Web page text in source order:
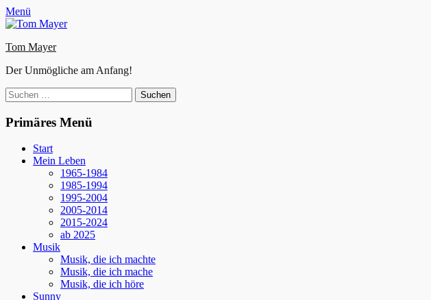
Zum
Inhalt
Facebook
E-
Mail
Instagram
Website
Menü
Tom Mayer
Der Unmögliche am Anfang!
Suche
nach:
Primäres Menü
Start
Mein Leben
1965-1984
1985-1994
1995-2004
2005-2014
2015-2024
ab 2025
Musik
Musik, die ich machte
Musik, die ich mache
Musik, die ich höre
Sunny